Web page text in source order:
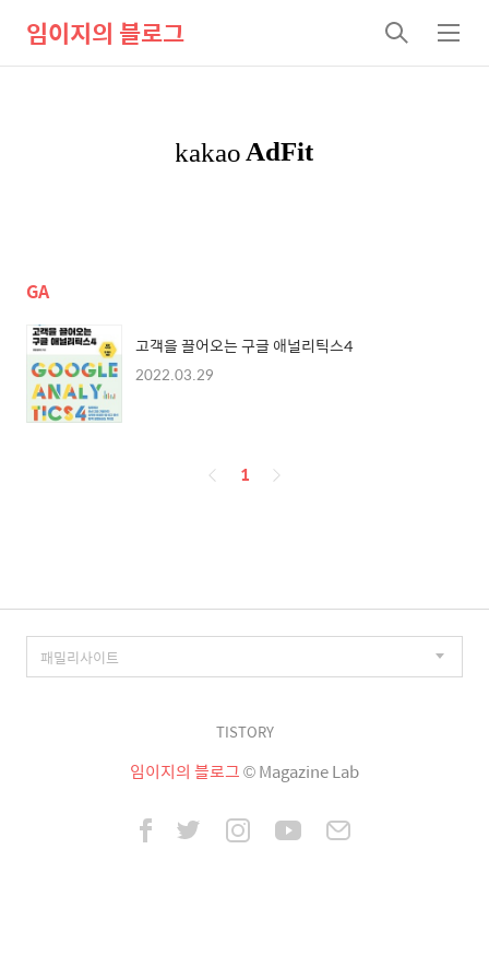
임이지의 블로그
검
색
메
뉴
GA
고객을 끌어오는 구글 애널리틱스4
2022.03.29
페
1
TISTORY
임이지의 블로그© Magazine Lab